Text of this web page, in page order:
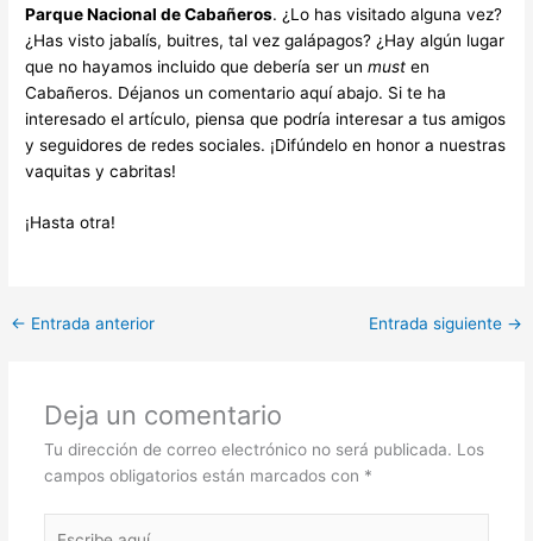
Parque Nacional de Cabañeros. ¿Lo has visitado alguna vez?
¿Has visto jabalís, buitres, tal vez galápagos? ¿Hay algún lugar
que no hayamos incluido que debería ser unmust en
Cabañeros. Déjanos un comentario aquí abajo. Si te ha
interesado el artículo, piensa que podría interesar a tus amigos
y seguidores de redes sociales. ¡Difúndelo en honor a nuestras
vaquitas y cabritas!
¡Hasta otra!
← Entrada anterior Entrada siguiente →
Deja un comentario
Tu dirección de correo electrónico no será publicada. Los
campos obligatorios están marcados con *